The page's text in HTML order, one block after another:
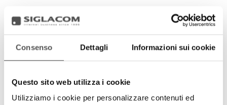
Consenso Dettagli Informazioni sui cookie
Questo sito web utilizza i cookie
Utilizziamo i cookie per personalizzare contenuti ed